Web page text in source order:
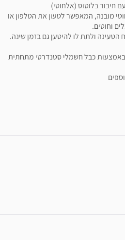
חיבור בלוטוס (אלחוטי)
מובנה, המאפשר לטעון את הטלפון או
וחוטים.
ולתת לו להיטען גם בזמן שינה.
כבל חשמלי סטנדרטי מתחתית